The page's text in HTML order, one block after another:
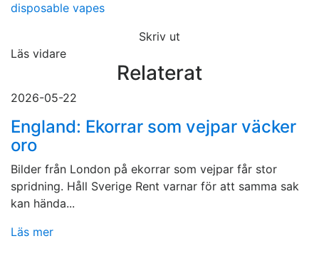
disposable vapes
Skriv ut
Läs vidare
Relaterat
2026-05-22
England: Ekorrar som vejpar väcker
oro
Bilder från London på ekorrar som vejpar får stor
spridning. Håll Sverige Rent varnar för att samma sak
kan hända...
Läs mer